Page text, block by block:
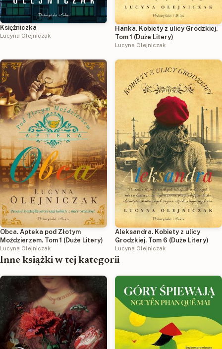
Księżniczka
Lucyna Olejniczak
Hanka. Kobiety z ulicy Grodzkiej.
Tom 1 (Duże Litery)
Lucyna Olejniczak
Obca. Apteka pod Złotym
Moździerzem. Tom 1 (Duże Litery)
Lucyna Olejniczak
Aleksandra. Kobiety z ulicy
Grodzkiej. Tom 6 (Duże Litery)
Lucyna Olejniczak
Inne książki w tej kategorii